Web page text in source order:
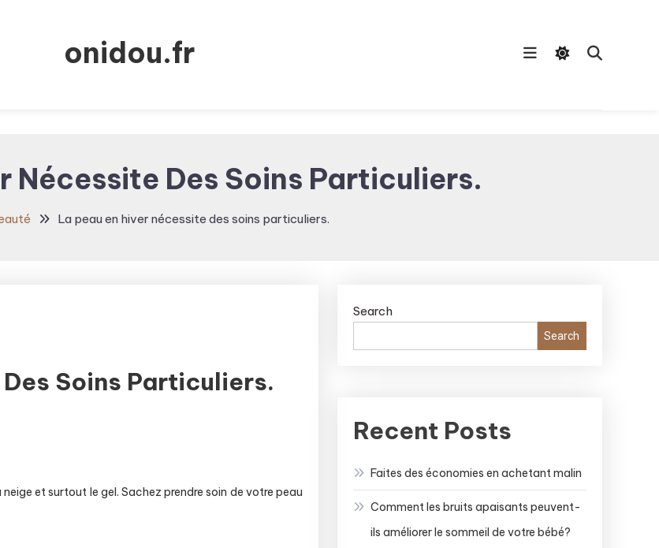
onidou.fr
Nécessite Des Soins Particuliers.
La peau en hiver nécessite des soins particuliers.
Soins Particuliers.
et surtout le gel. Sachez prendre soin de votre peau
Search
Search
Recent Posts
Faites des économies en achetant malin
Comment les bruits apaisants peuvent-
ils améliorer le sommeil de votre bébé?